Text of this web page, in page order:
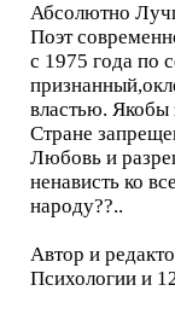
Абсолютно
Поэт
с 1975 года по
властью.
Стране
Любовь и
ненависть ко
народу??..
Автор и
Психологии и